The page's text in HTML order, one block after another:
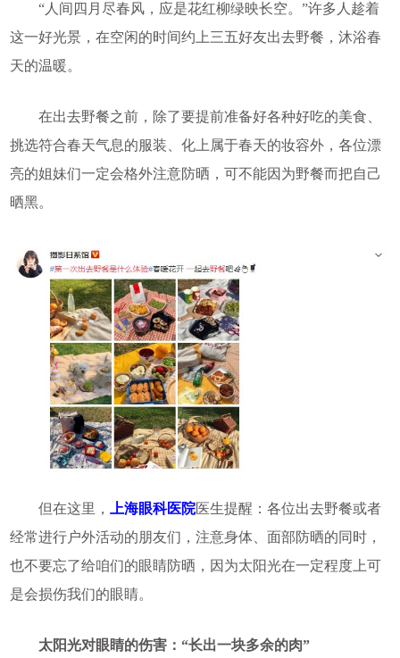
“人间四月尽春风，应是花红柳绿映长空。”许多人趁着
这一好光景，在空闲的时间约上三五好友出去野餐，沐浴春
天的温暖。
在出去野餐之前，除了要提前准备好各种好吃的美食、
挑选符合春天气息的服装、化上属于春天的妆容外，各位漂
亮的姐妹们一定会格外注意防晒，可不能因为野餐而把自己
晒黑。
但在这里， 上海眼科医院医生提醒：各位出去野餐或者
经常进行户外活动的朋友们，注意身体、面部防晒的同时，
也不要忘了给咱们的眼睛防晒，因为太阳光在一定程度上可
是会损伤我们的眼睛。
太阳光对眼睛的伤害：“长出一块多余的肉”